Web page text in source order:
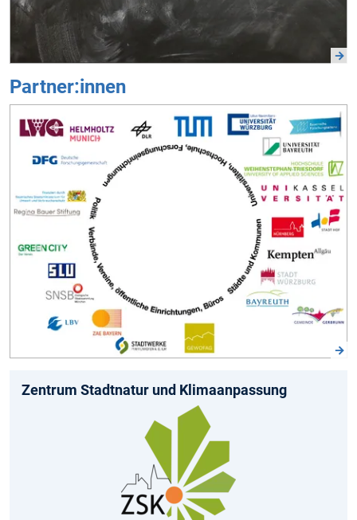
Partner:innen
Zentrum Stadtnatur und Klimaanpassung